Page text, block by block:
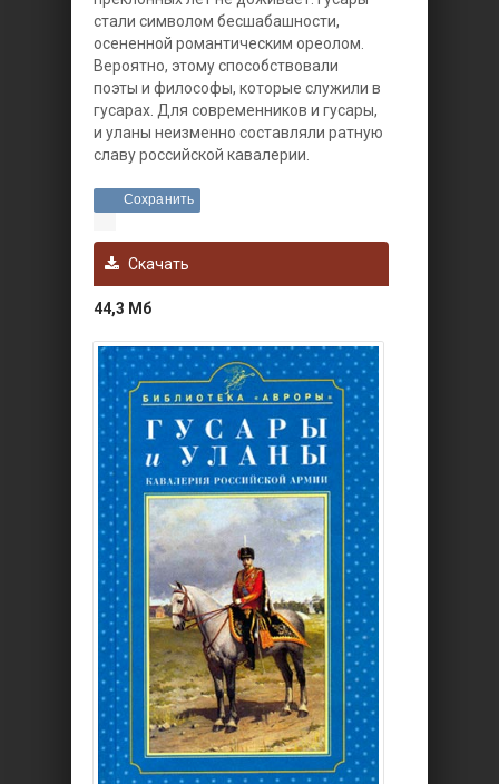
стали символом бесшабашности,
осененной романтическим ореолом.
Вероятно, этому способствовали
поэты и философы, которые служили в
гусарах. Для современников и гусары,
и уланы неизменно составляли ратную
славу российской кавалерии.
Сохранить
Скачать
44,3 Мб